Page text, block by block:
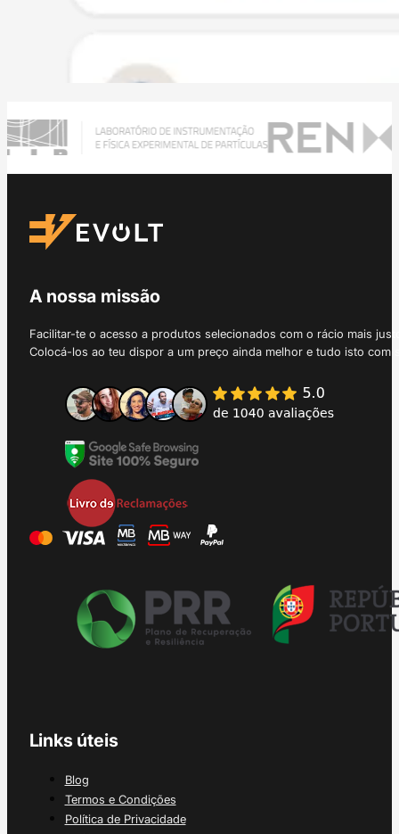
A nossa missão
Facilitar-te o acesso a produtos selecionados com o rácio mais
Colocá-los ao teu dispor a um preço ainda melhor e tudo isto
Links úteis
Blog
Termos e Condições
Política de Privacidade